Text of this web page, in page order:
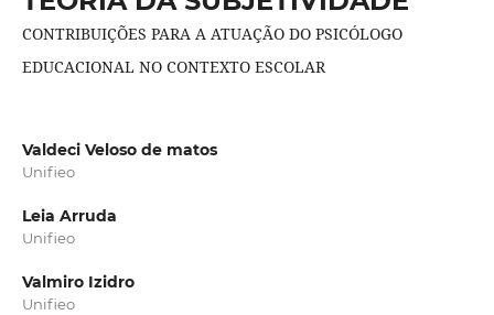
CONTRIBUIÇÕES PARA A ATUAÇÃO DO PSICÓLOGO
EDUCACIONAL NO CONTEXTO ESCOLAR
Valdeci Veloso de matos
Unifieo
Leia Arruda
Unifieo
Valmiro Izidro
Unifieo